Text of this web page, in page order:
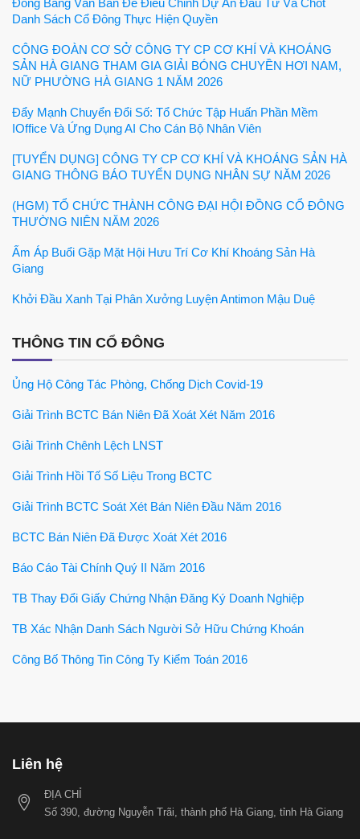
Đông Bằng Văn Bản Để Điều Chỉnh Dự Án Đầu Tư Và Chốt
Danh Sách Cổ Đông Thực Hiện Quyền
CÔNG ĐOÀN CƠ SỞ CÔNG TY CP CƠ KHÍ VÀ KHOÁNG
SẢN HÀ GIANG THAM GIA GIẢI BÓNG CHUYỀN HƠI NAM,
NỮ PHƯỜNG HÀ GIANG 1 NĂM 2026
Đẩy Mạnh Chuyển Đổi Số: Tổ Chức Tập Huấn Phần Mềm
IOffice Và Ứng Dụng AI Cho Cán Bộ Nhân Viên
[TUYỂN DỤNG] CÔNG TY CP CƠ KHÍ VÀ KHOÁNG SẢN HÀ
GIANG THÔNG BÁO TUYỂN DỤNG NHÂN SỰ NĂM 2026
(HGM) TỔ CHỨC THÀNH CÔNG ĐẠI HỘI ĐỒNG CỔ ĐÔNG
THƯỜNG NIÊN NĂM 2026
Ấm Áp Buổi Gặp Mặt Hội Hưu Trí Cơ Khí Khoáng Sản Hà
Giang
Khởi Đầu Xanh Tại Phân Xưởng Luyện Antimon Mậu Duệ
THÔNG TIN CỔ ĐÔNG
Ủng Hộ Công Tác Phòng, Chống Dịch Covid-19
Giải Trình BCTC Bán Niên Đã Xoát Xét Năm 2016
Giải Trình Chênh Lệch LNST
Giải Trình Hồi Tố Số Liệu Trong BCTC
Giải Trình BCTC Soát Xét Bán Niên Đầu Năm 2016
BCTC Bán Niên Đã Được Xoát Xét 2016
Báo Cáo Tài Chính Quý II Năm 2016
TB Thay Đổi Giấy Chứng Nhận Đăng Ký Doanh Nghiệp
TB Xác Nhận Danh Sách Người Sở Hữu Chứng Khoán
Công Bố Thông Tin Công Ty Kiểm Toán 2016
Liên hệ
ĐỊA CHỈ
Số 390, đường Nguyễn Trãi, thành phố Hà Giang, tỉnh Hà Giang